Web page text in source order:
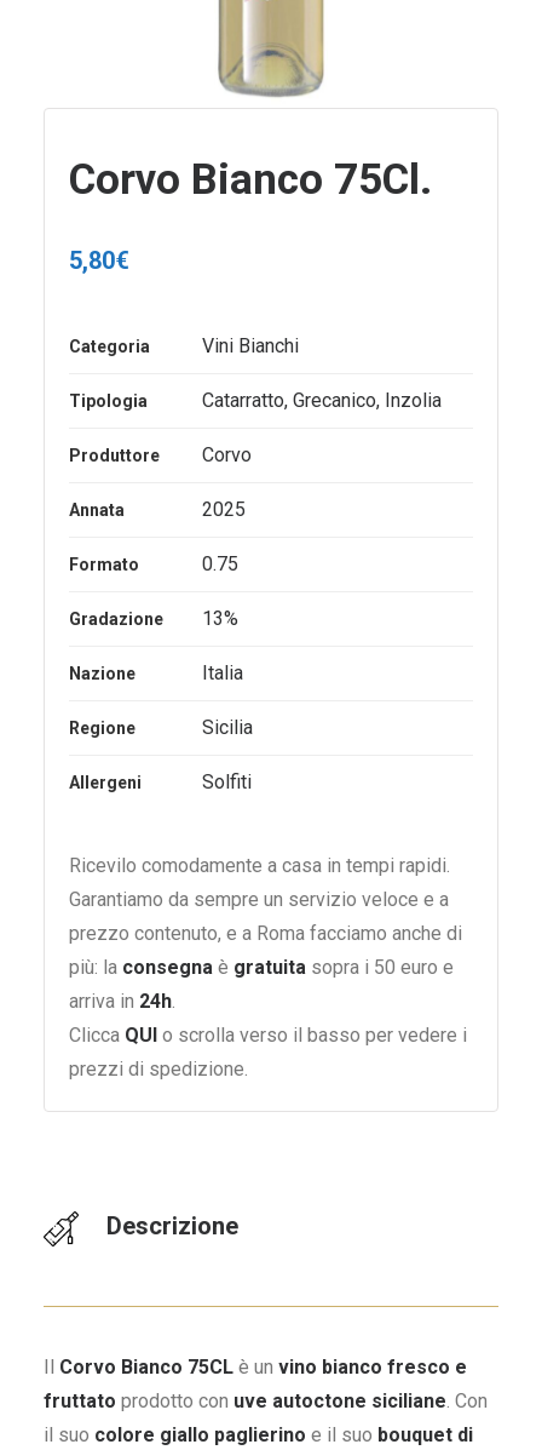
Corvo Bianco 75Cl.
5,80€
Categoria Vini Bianchi
Tipologia Catarratto, Grecanico, Inzolia
Produttore Corvo
Annata 2025
Formato 0.75
Gradazione 13%
Nazione Italia
Regione Sicilia
Allergeni Solfiti
Ricevilo comodamente a casa in tempi rapidi.
Garantiamo da sempre un servizio veloce e a
prezzo contenuto, e a Roma facciamo anche di
più: la consegna è gratuita sopra i 50 euro e
arriva in 24h.
Clicca QUI o scrolla verso il basso per vedere i
prezzi di spedizione.
Descrizione
Il Corvo Bianco 75CL è un vino bianco fresco e
fruttato prodotto con uve autoctone siciliane. Con
il suo colore giallo paglierino e il suo bouquet di